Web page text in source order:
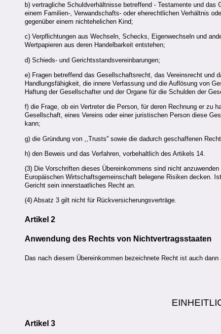
b) vertragliche Schuldverhältnisse betreffend - Testamente und
einem Familien-, Verwandschafts- oder eherechtlichen Verhältnis
gegenüber einem nichtehelichen Kind;
c) Verpflichtungen aus Wechseln, Schecks, Eigenwechseln und
Wertpapieren aus deren Handelbarkeit entstehen;
d) Schieds- und Gerichtsstandsvereinbarungen;
e) Fragen betreffend das Gesellschaftsrecht, das Vereinsrecht und
Handlungsfähigkeit, die innere Verfassung und die Auflösung von
Haftung der Gesellschafter und der Organe für die Schulden der
f) die Frage, ob ein Vertreter die Person, für deren Rechnung er zu
Gesellschaft, eines Vereins oder einer juristischen Person diese
kann;
g) die Gründung von ,,Trusts'' sowie die dadurch geschaffenen
h) den Beweis und das Verfahren, vorbehaltlich des Artikels 14.
(3) Die Vorschriften dieses Übereinkommens sind nicht
Europäischen Wirtschaftsgemeinschaft belegene Risiken decken.
Gericht sein innerstaatliches Recht an.
(4) Absatz 3 gilt nicht für Rückversicherungsverträge.
Artikel 2
Anwendung des Rechts von Nichtvertragsstaaten
Das nach diesem Übereinkommen bezeichnete Recht ist auch
Artikel 3